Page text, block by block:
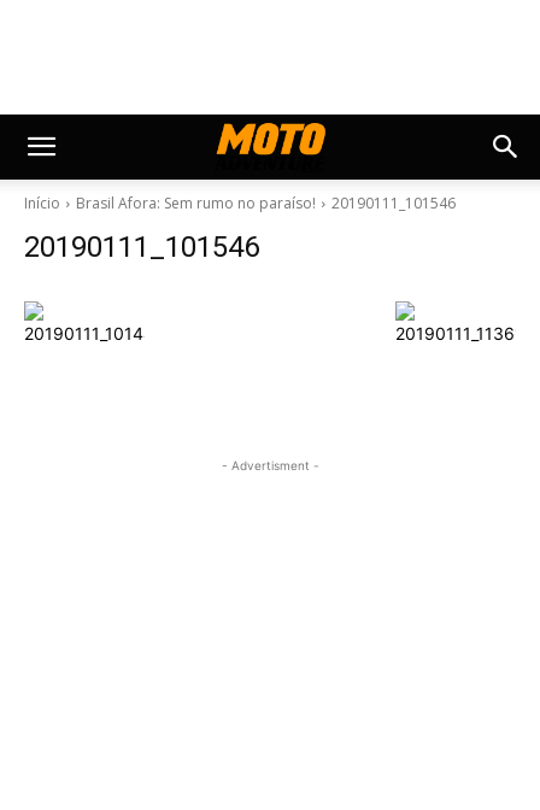
Início Brasil Afora: Sem rumo no paraíso! 20190111_101546
20190111_101546
- Advertisment -